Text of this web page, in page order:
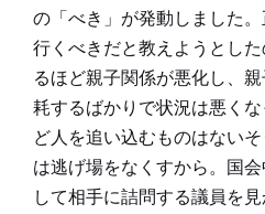
の「べき」が発動しました
行くべきだと教えようとし
るほど親子関係が悪化し、
耗するばかりで状況は悪く
ど人を追い込むものはない
は逃げ場をなくすから。国
して相手に詰問する議員を